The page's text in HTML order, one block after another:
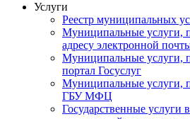
Услуги
Реестр муниципальных
Муниципальные услуги,
адресу электронной
Муниципальные услуги,
портал Госуслуг
Муниципальные услуги,
ГБУ МФЦ
Государственные услуги